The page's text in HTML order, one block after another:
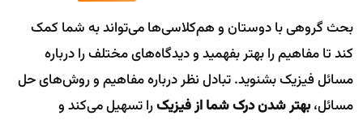
بحث گروهی با دوستان و هم‌کلاسی‌ها می‌تواند به شما کمک
کند تا مفاهیم را بهتر بفهمید و دیدگاه‌های مختلف را درباره
مسائل فیزیک بشنوید. تبادل نظر درباره مفاهیم و روش‌های حل
مسائل،بهتر شدن درک شما از فیزیکرا تسهیل می‌کند و